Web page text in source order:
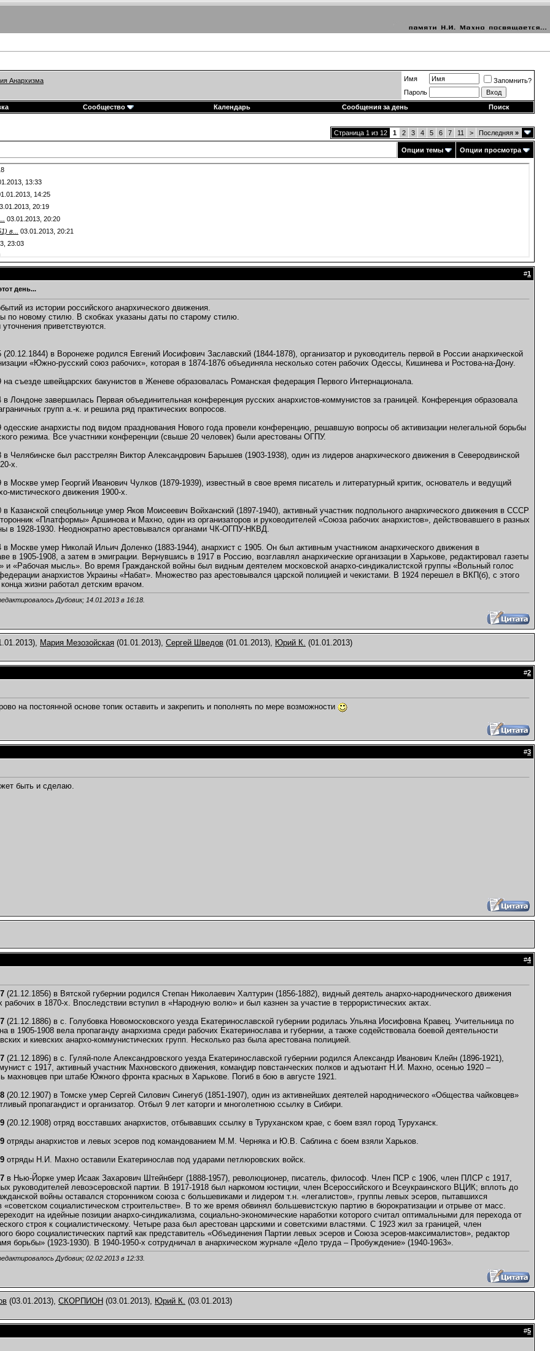
Анархизма Имя
Запомнить?
Пароль
Сообщество Календарь Сообщения за день Поиск
Страница 1 из 12 1 2 3 4 5 6 7 11 > Последняя »
Опции темы Опции просмотра
13:33
14:25
20:19
03.01.2013, 20:20
в... 03.01.2013, 20:21
23:03
17:26
04.01.2013,18:35
12.01.2013,01:38
02:32
10:53
11:23
16:41
12:21
16:57
31.01.2013,21:18
11:21
в...01.02.2013,11:22
на...
02.02.2013,01:28
02.02.2013,11:48
02.02.2013,00:19
20:47
21:16
17.03.2013,12:30
19.03.2013,23:48
20.03.2013,23:00
13:07
27.04.2013,10:05
20:06
11:55
09:57
18:01
18:04
в... 22.11.2013,18:06
23.11.2013,04:29
23.12.2013,17:27
19:49
24.12.2013,
19:41
21:41
02:05
13:53
20:47
20:41
10:16
13:14
13:25
18.09.2014,20:27
#1
день...
из истории российского анархического движения.
по новому стилю. В скобках указаны даты по старому стилю.
приветствуются.
(20.12.1844) в Воронеже родился Евгений Иосифович Заславский (1844-1878), организатор и руководитель первой в России анархической
«Южно-русский союз рабочих», которая в 1874-1876 объединяла несколько сотен рабочих Одессы, Кишинева и Ростова-на-Дону.
на съезде швейцарских бакунистов в Женеве образовалась Романская федерация Первого Интернационала.
в Лондоне завершилась Первая объединительная конференция русских анархистов-коммунистов за границей. Конференция образовала
групп а.-к. и решила ряд практических вопросов.
одесские анархисты под видом празднования Нового года провели конференцию, решавшую вопросы об активизации нелегальной борьбы
режима. Все участники конференции (свыше 20 человек) были арестованы ОГПУ.
в Челябинске был расстрелян Виктор Александрович Барышев (1903-1938), один из лидеров анархического движения в Северодвинской
х.
в Москве умер Георгий Иванович Чулков (1879-1939), известный в свое время писатель и литературный критик, основатель и ведущий
мистического движения 1900-х.
в Казанской спецбольнице умер Яков Моисеевич Войханский (1897-1940), активный участник подпольного анархического движения в СССР
«Платформы» Аршинова и Махно, один из организаторов и руководителей «Союза рабочих анархистов», действовавшего в разных
в 1928-1930. Неоднократно арестовывался органами ЧК-ОГПУ-НКВД.
в Москве умер Николай Ильич Доленко (1883-1944), анархист с 1905. Он был активным участником анархического движения в
в 1905-1908, а затем в эмиграции. Вернувшись в 1917 в Россию, возглавлял анархические организации в Харькове, редактировал газеты
и «Рабочая мысль». Во время Гражданской войны был видным деятелем московской анархо-синдикалистской группы «Вольный голос
анархистов Украины «Набат». Множество раз арестовывался царской полицией и чекистами. В 1924 перешел в ВКП(б), с этого
жизни работал детским врачом.
Дубовик; 14.01.2013 в 16:18
Мария Мезозойская (01.01.2013), Сергей Шведов (01.01.2013), Юрий К. (01.01.2013)
#2
на постоянной основе топик оставить и закрепить и пополнять по мере возможности
#3
быть и сделаю.
#4
(21.12.1856) в Вятской губернии родился Степан Николаевич Халтурин (1856-1882), видный деятель анархо-народнического движения
рабочих в 1870-х. Впоследствии вступил в «Народную волю» и был казнен за участие в террористических актах.
(21.12.1886) в с. Голубовка Новомосковского уезда Екатеринославской губернии родилась Ульяна Иосифовна Кравец. Учительница по
в 1905-1908 вела пропаганду анархизма среди рабочих Екатеринослава и губернии, а также содействовала боевой деятельности
и киевских анархо-коммунистических групп. Несколько раз была арестована полицией.
(21.12.1896) в с. Гуляй-поле Александровского уезда Екатеринославской губернии родился Александр Иванович Клейн (1896-1921),
с 1917, активный участник Махновского движения, командир повстанческих полков и адъютант Н.И. Махно, осенью 1920 –
махновцев при штабе Южного фронта красных в Харькове. Погиб в бою в августе 1921.
(20.12.1907) в Томске умер Сергей Силович Синегуб (1851-1907), один из активнейших деятелей народнического «Общества чайковцев»
пропагандист и организатор. Отбыл 9 лет каторги и многолетнюю ссылку в Сибири.
(20.12.1908) отряд восставших анархистов, отбывавших ссылку в Туруханском крае, с боем взял город Туруханск.
отряды анархистов и левых эсеров под командованием М.М. Черняка и Ю.В. Саблина с боем взяли Харьков.
отряды Н.И. Махно оставили Екатеринослав под ударами петлюровских войск.
в Нью-Йорке умер Исаак Захарович Штейнберг (1888-1957), революционер, писатель, философ. Член ПСР с 1906, член ПЛСР с 1917,
руководителей левоэсеровской партии. В 1917-1918 был наркомом юстиции, член Всероссийского и Всеукраинского ВЦИК; вплоть до
войны оставался сторонником союза с большевиками и лидером т.н. «легалистов», группы левых эсеров, пытавшихся
«советском социалистическом строительстве». В то же время обвинял большевистскую партию в бюрократизации и отрыве от масс.
на идейные позиции анархо-синдикализма, социально-экономические наработки которого считал оптимальными для перехода от
строя к социалистическому. Четыре раза был арестован царскими и советскими властями. С 1923 жил за границей, член
бюро социалистических партий как представитель «Объединения Партии левых эсеров и Союза эсеров-максималистов», редактор
борьбы» (1923-1930). В 1940-1950-х сотрудничал в анархическом журнале «Дело труда – Пробуждение» (1940-1963».
Дубовик; 02.02.2013 в 12:33
(03.01.2013), СКОРПИОН (03.01.2013), Юрий К. (03.01.2013)
#5